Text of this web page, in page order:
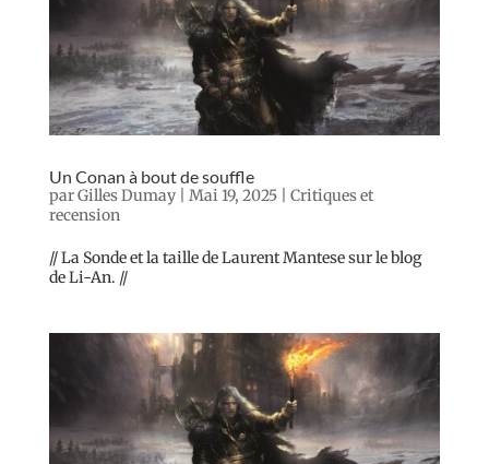
Un Conan à bout de souffle
parGilles Dumay| Mai 19, 2025| Critiques et
recension
// La Sonde et la taille de Laurent Mantese sur le blog
de Li-An. //